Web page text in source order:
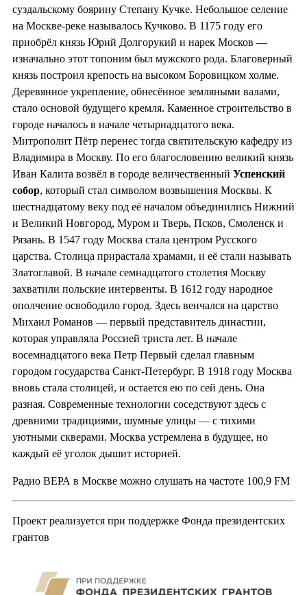
суздальскому боярину Степану Кучке. Небольшое селение
на Москве-реке называлось Кучково. В 1175 году его
приобрёл князь Юрий Долгорукий и нарек Москов —
изначально этот топоним был мужского рода. Благоверный
князь построил крепость на высоком Боровицком холме.
Деревянное укрепление, обнесённое земляными валами,
стало основой будущего кремля. Каменное строительство в
городе началось в начале четырнадцатого века.
Митрополит Пётр перенес тогда святительскую кафедру из
Владимира в Москву. По его благословению великий князь
Иван Калита возвёл в городе величественный Успенский
собор, который стал символом возвышения Москвы. К
шестнадцатому веку под её началом объединились Нижний
и Великий Новгород, Муром и Тверь, Псков, Смоленск и
Рязань. В 1547 году Москва стала центром Русского
царства. Столица прирастала храмами, и её стали называть
Златоглавой. В начале семнадцатого столетия Москву
захватили польские интервенты. В 1612 году народное
ополчение освободило город. Здесь венчался на царство
Михаил Романов — первый представитель династии,
которая управляла Россией триста лет. В начале
восемнадцатого века Петр Первый сделал главным
городом государства Санкт-Петербург. В 1918 году Москва
вновь стала столицей, и остается ею по сей день. Она
разная. Современные технологии соседствуют здесь с
древними традициями, шумные улицы — с тихими
уютными скверами. Москва устремлена в будущее, но
каждый её уголок дышит историей.
Радио ВЕРА в Москве можно слушать на частоте 100,9 FM
Проект реализуется при поддержке Фонда президентских
грантов